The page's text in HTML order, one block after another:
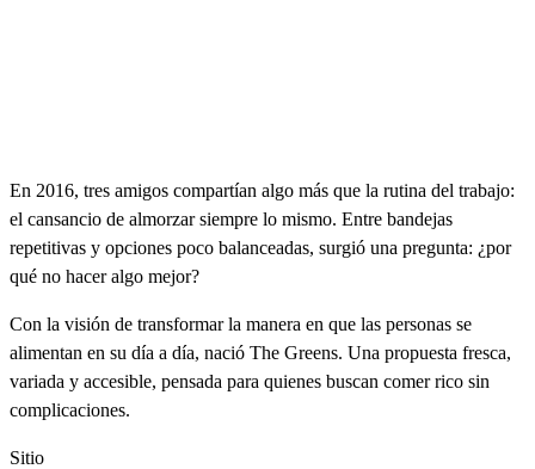
En 2016, tres amigos compartían algo más que la rutina del trabajo:
el cansancio de almorzar siempre lo mismo. Entre bandejas
repetitivas y opciones poco balanceadas, surgió una pregunta: ¿por
qué no hacer algo mejor?
Con la visión de transformar la manera en que las personas se
alimentan en su día a día, nació The Greens. Una propuesta fresca,
variada y accesible, pensada para quienes buscan comer rico sin
complicaciones.
Sitio